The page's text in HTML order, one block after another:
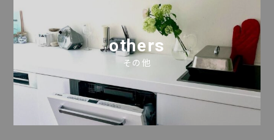
others
その他